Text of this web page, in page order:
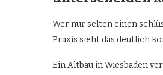
Wer nur selten einen
Praxis sieht das deutlich
Ein Altbau in Wiesbaden